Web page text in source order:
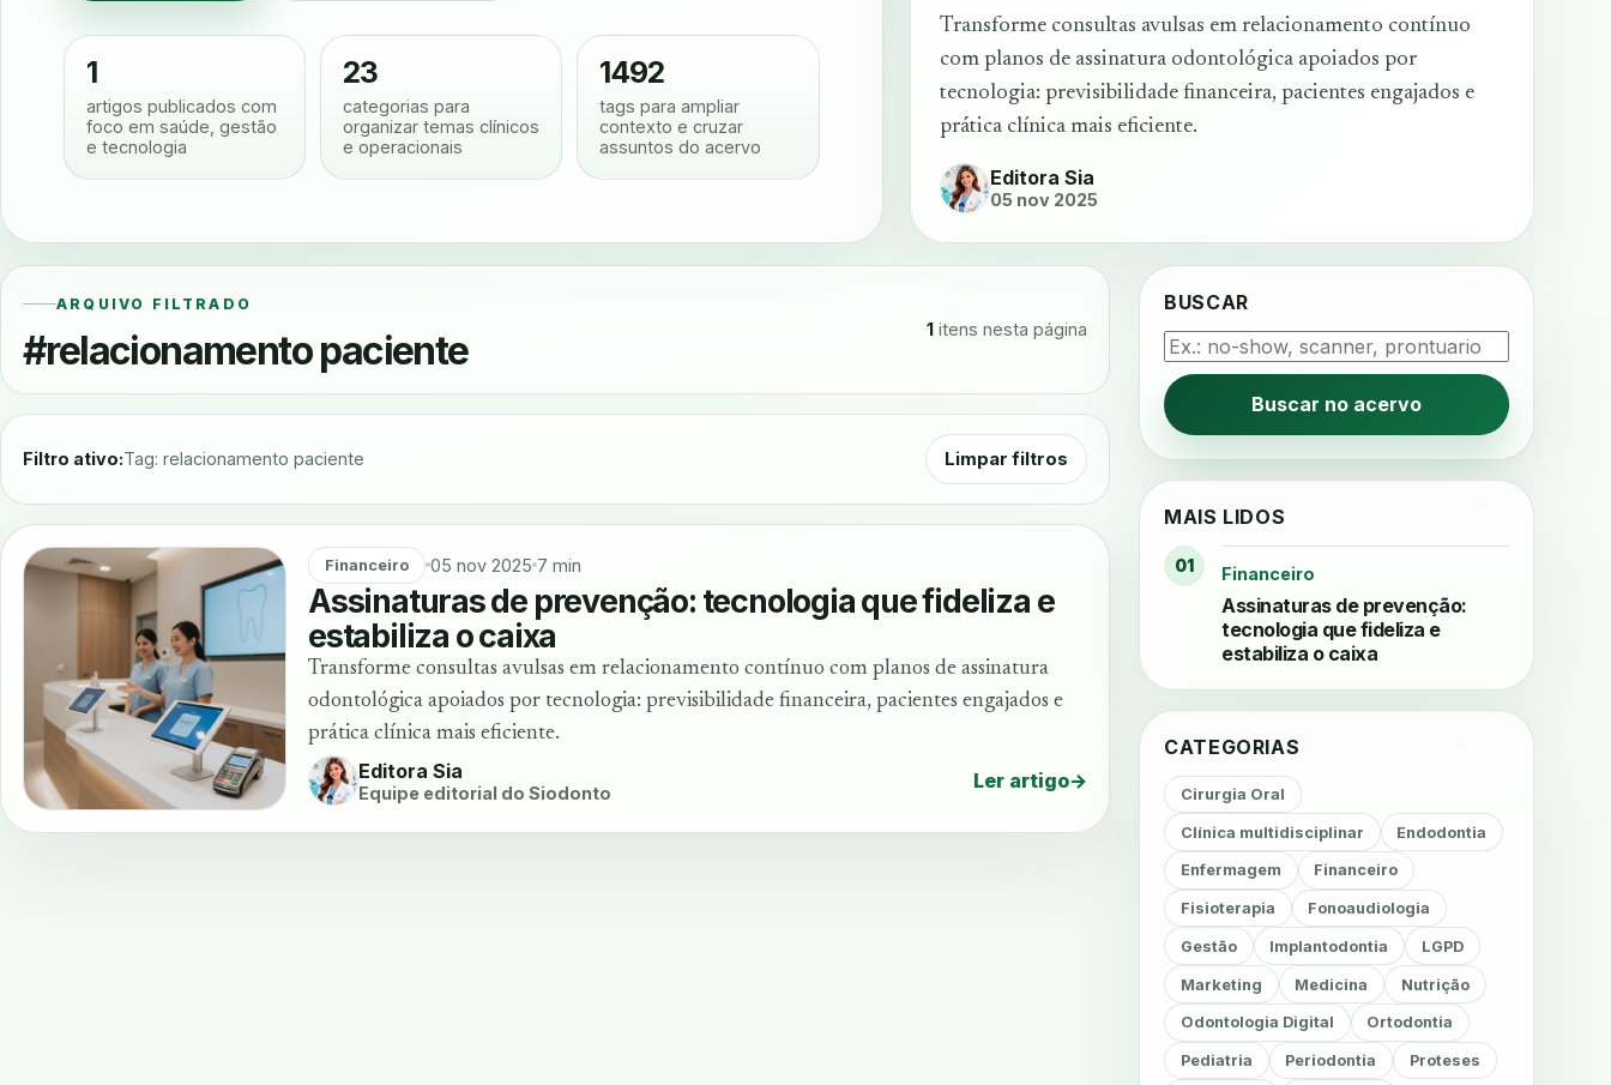
1
artigos publicados com
foco em saúde, gestão
e tecnologia
23
categorias para
organizar temas clínicos
e operacionais
1492
tags para ampliar
contexto e cruzar
assuntos do acervo
Transforme consultas avulsas em relacionamento contínuo
com planos de assinatura odontológica apoiados por
tecnologia: previsibilidade financeira, pacientes engajados e
prática clínica mais eficiente.
Editora Sia
05 nov 2025
ARQUIVO FILTRADO
#relacionamento paciente 1 itens nesta página
Filtro ativo:Tag: relacionamento paciente Limpar filtros
Financeiro 05 nov 2025 7 min
Assinaturas de prevenção: tecnologia que fideliza e
estabiliza o caixa
Transforme consultas avulsas em relacionamento contínuo com planos de assinatura
odontológica apoiados por tecnologia: previsibilidade financeira, pacientes engajados e
prática clínica mais eficiente.
Editora Sia
Equipe editorial do Siodonto Ler artigo→
BUSCAR
Buscar no acervo
MAIS LIDOS
01 Financeiro
Assinaturas de prevenção:
tecnologia que fideliza e
estabiliza o caixa
CATEGORIAS
Cirurgia Oral
Clínica multidisciplinar Endodontia
Enfermagem Financeiro
Fisioterapia Fonoaudiologia
Gestão Implantodontia LGPD
Marketing Medicina Nutrição
Odontologia Digital Ortodontia
Pediatria Periodontia Proteses